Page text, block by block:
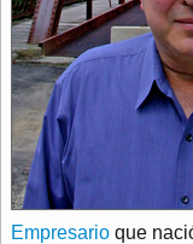
Empresario que